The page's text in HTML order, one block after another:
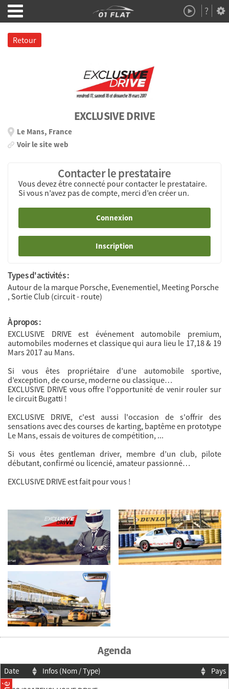
?
Démo
Retour
EXCLUSIVE DRIVE
Le Mans, France
Voir le site web
Contacter le prestataire
Vous devez être connecté pour contacter le prestataire.
Si vous n’avez pas de compte, merci d’en créer un.
Connexion
Inscription
Types d'activités :
Autour de la marque Porsche, Evenementiel, Meeting Porsche
, Sortie Club (circuit - route)
À propos :
EXCLUSIVE DRIVE est événement automobile premium,
automobiles modernes et classique qui aura lieu le 17,18 & 19
Mars 2017 au Mans.
Si vous êtes propriétaire d’une automobile sportive,
d’exception, de course, moderne ou classique…
EXCLUSIVE DRIVE vous offre l'opportunité de venir rouler sur
le circuit Bugatti !
EXCLUSIVE DRIVE, c'est aussi l'occasion de s'offrir des
sensations avec des courses de karting, baptême en prototype
Le Mans, essais de voitures de compétition, ...
Si vous êtes gentleman driver, membre d’un club, pilote
débutant, confirmé ou licencié, amateur passionné…
EXCLUSIVE DRIVE est fait pour vous !
Agenda
Date Infos (Nom / Type) Pays